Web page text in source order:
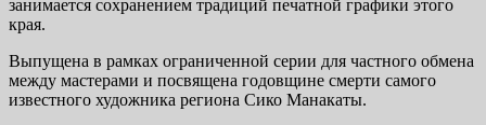
занимается сохранением традиций печатной графики этого
края.
Выпущена в рамках ограниченной серии для частного обмена
между мастерами и посвящена годовщине смерти самого
известного художника региона Сико Манакаты.